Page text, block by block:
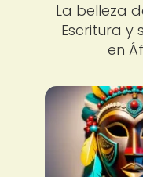
La belleza
Escritura y
en